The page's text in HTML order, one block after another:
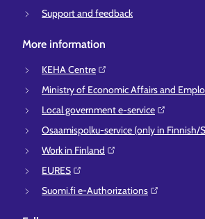
Support and feedback
More information
KEHA Centre⁠
Ministry of Economic Affairs and
Local government e-service⁠
Osaamispolku-service (only in Finnish/
Work in Finland⁠
EURES⁠
Suomi.fi e-Authorizations⁠